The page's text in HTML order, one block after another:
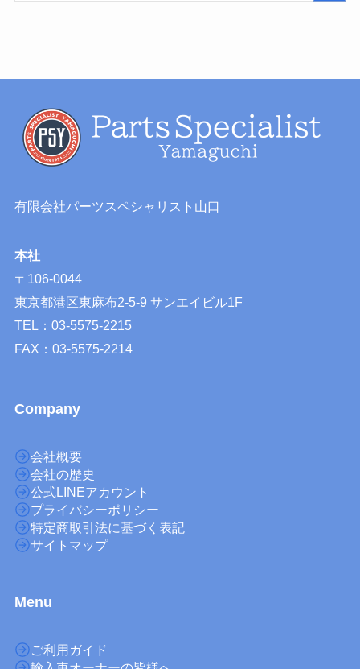
有限会社パーツスペシャリスト山口
本社
〒106-0044
東京都港区東麻布2-5-9 サンエイビル1F
TEL：03-5575-2215
FAX：03-5575-2214
Company
会社概要
会社の歴史
公式LINEアカウント
プライバシーポリシー
特定商取引法に基づく表記
サイトマップ
Menu
ご利用ガイド